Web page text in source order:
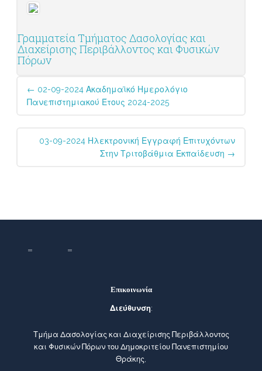
Γραμματεία Τμήματος Δασολογίας και
Διαχείρισης Περιβάλλοντος και Φυσικών
Πόρων
Post
navigation
← 02-09-2024 Ακαδημαϊκό Ημερολόγιο
Πανεπιστημιακού Έτους 2024-2025
03-09-2024 Ηλεκτρονική Εγγραφή Επιτυχόντων
Στην Τριτοβάθμια Εκπαίδευση →
Επικοινωνία
Διεύθυνση:
Τμήμα Δασολογίας και Διαχείρισης Περιβάλλοντος
και Φυσικών Πόρων του Δημοκριτείου Πανεπιστημίου
Θράκης,